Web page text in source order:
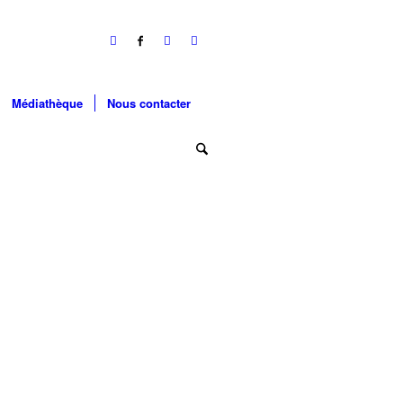
Médiathèque Nous contacter